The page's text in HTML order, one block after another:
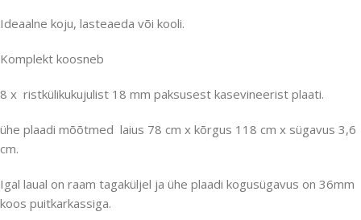
Ideaalne koju, lasteaeda või kooli.
Komplekt koosneb
8 x ristkülikukujulist 18 mm paksusest kasevineerist plaati.
ühe plaadi mõõtmed laius 78 cm x kõrgus 118 cm x sügavus 3,6
cm.
Igal laual on raam tagaküljel ja ühe plaadi kogusügavus on 36mm
koos puitkarkassiga.